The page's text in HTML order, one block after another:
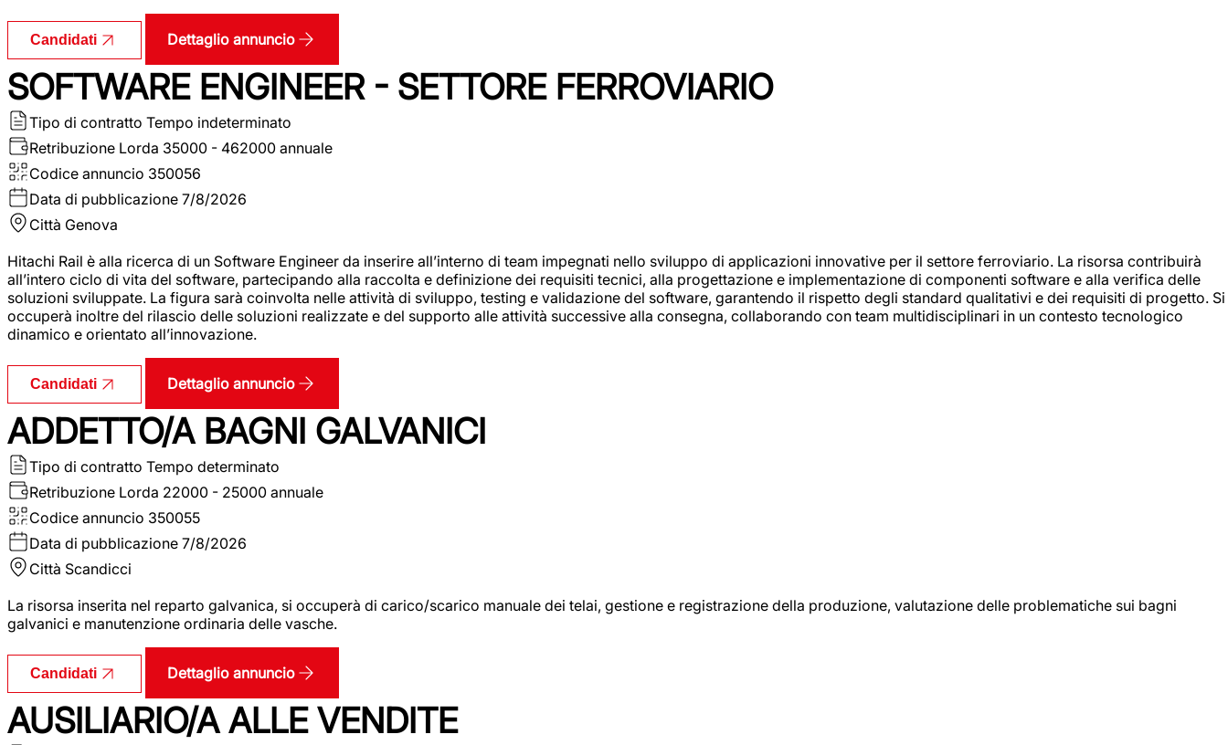
Candidati Dettaglio annuncio
SOFTWARE ENGINEER - SETTORE FERROVIARIO
Tipo di contratto Tempo indeterminato
Retribuzione Lorda 35000 - 462000 annuale
Codice annuncio 350056
Data di pubblicazione 7/8/2026
Città Genova
Hitachi Rail è alla ricerca di un Software Engineer da inserire all’interno di team impegnati nello sviluppo di applicazioni innovative per il settore ferroviario. La risorsa contribuirà
all’intero ciclo di vita del software, partecipando alla raccolta e definizione dei requisiti tecnici, alla progettazione e implementazione di componenti software e alla verifica delle
soluzioni sviluppate. La figura sarà coinvolta nelle attività di sviluppo, testing e validazione del software, garantendo il rispetto degli standard qualitativi e dei requisiti di progetto. Si
occuperà inoltre del rilascio delle soluzioni realizzate e del supporto alle attività successive alla consegna, collaborando con team multidisciplinari in un contesto tecnologico
dinamico e orientato all’innovazione.
Candidati Dettaglio annuncio
ADDETTO/A BAGNI GALVANICI
Tipo di contratto Tempo determinato
Retribuzione Lorda 22000 - 25000 annuale
Codice annuncio 350055
Data di pubblicazione 7/8/2026
Città Scandicci
La risorsa inserita nel reparto galvanica, si occuperà di carico/scarico manuale dei telai, gestione e registrazione della produzione, valutazione delle problematiche sui bagni
galvanici e manutenzione ordinaria delle vasche.
Candidati Dettaglio annuncio
AUSILIARIO/A ALLE VENDITE